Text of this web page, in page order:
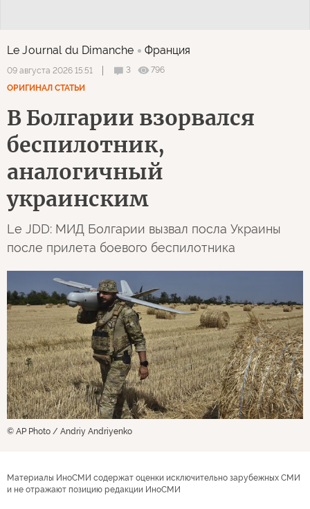
Le Journal du Dimanche Франция
09 августа 2026 15:51 3
796
ОРИГИНАЛ СТАТЬИ
В Болгарии взорвался
беспилотник,
аналогичный
украинским
Le JDD: МИД Болгарии вызвал посла Украины
после прилета боевого беспилотника
© AP Photo / Andriy Andriyenko
Материалы ИноСМИ содержат оценки исключительно зарубежных СМИ
и не отражают позицию редакции ИноСМИ